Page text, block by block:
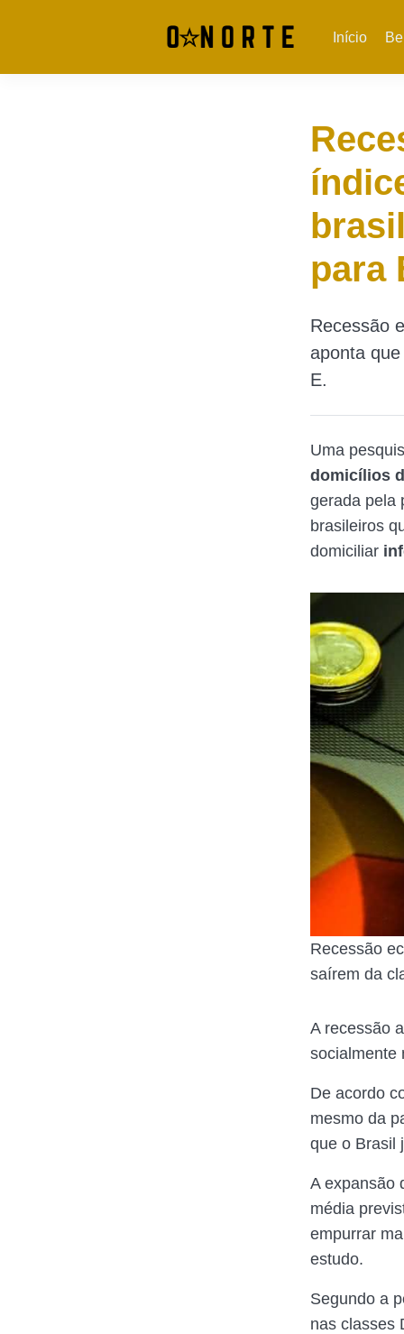
Início
para
Recessão
aponta
E.
Uma
domicílios
gerada pela
brasileiros
domiciliar
Recessão
saírem da
A recessão
socialmente
De acordo
mesmo da
que o Brasil
A expansão
média
empurrar
estudo.
Segundo a
nas classes